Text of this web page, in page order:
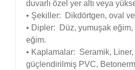
duvarlı özel yer altı veya
• Şekiller: Dikdörtgen, oval
• Dipler: Düz, yumuşak
eğim.
• Kaplamalar: Seramik,
güçlendirilmiş PVC,